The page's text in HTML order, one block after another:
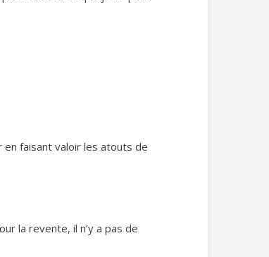
faisant valoir les atouts de
la revente, il n’y a pas de